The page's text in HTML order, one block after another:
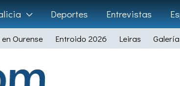
Deportes Entrevistas
Ourense Entroido 2026 Leiras